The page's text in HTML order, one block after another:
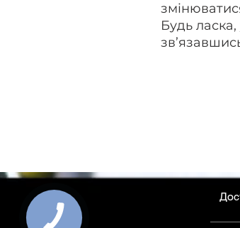
Будь ласка,